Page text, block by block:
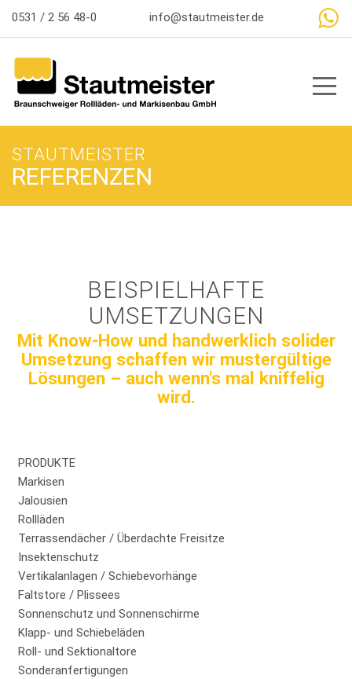
0531 / 2 56 48-0 info@stautmeister.de
STAUTMEISTER
REFERENZEN
BEISPIELHAFTE
UMSETZUNGEN
Mit Know-How und handwerklich solider
Umsetzung schaffen wir mustergültige
Lösungen – auch wenn's mal kniffelig
wird.
PRODUKTE
Markisen
Jalousien
Rollläden
Terrassendächer / Überdachte Freisitze
Insektenschutz
Vertikalanlagen / Schiebevorhänge
Faltstore / Plissees
Sonnenschutz und Sonnenschirme
Klapp- und Schiebeläden
Roll- und Sektionaltore
Sonderanfertigungen